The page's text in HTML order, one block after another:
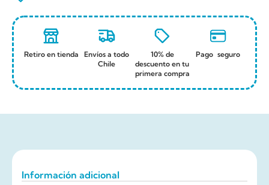
Retiro en tienda
Envíos a todo
Chile
10% de
descuento en tu
primera compra
Pago seguro
Información adicional